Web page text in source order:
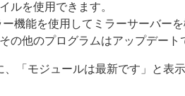
ルを使用できます。
機能を使用してミラーサーバー
の他のプログラムはアップデート
、「モジュールは最新です」と表